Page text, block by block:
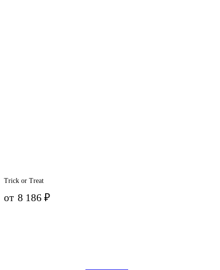
Trick or Treat
от 8 186₽